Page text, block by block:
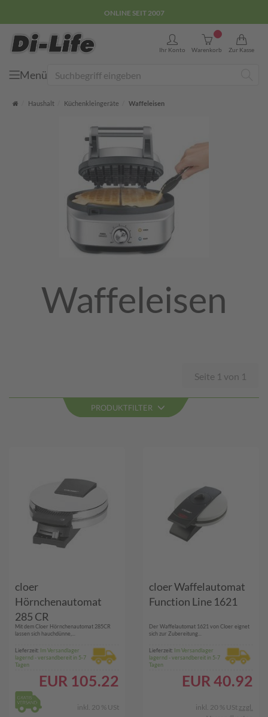
ONLINE SEIT 2007
Ihr Konto Warenkorb
0
Zur Kasse
Menü
Startseite
Haushalt Küchenkleingeräte Waffeleisen
Waffeleisen
Seite 1 von 1
PRODUKTFILTER
cloer
Hörnchenautomat
285 CR
Mit dem Cloer Hörnchenautomat 285CR
lassen sich hauchdünne,...
Lieferzeit: Im Versandlager
lagernd - versandbereit in 5-7
Tagen
EUR 105.22
inkl. 20 % USt
cloer Waffelautomat
Function Line 1621
Der Waffelautomat 1621 von Cloer eignet
sich zur Zubereitung...
Lieferzeit: Im Versandlager
lagernd - versandbereit in 5-7
Tagen
EUR 40.92
inkl. 20 % USt zzgl.